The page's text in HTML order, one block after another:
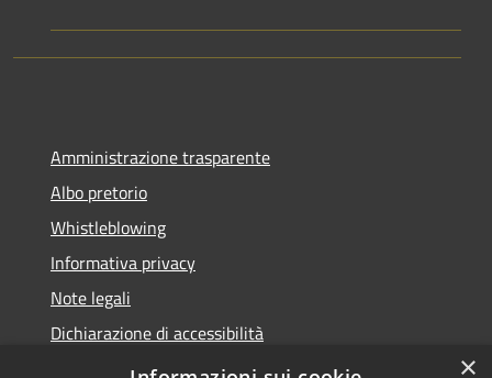
Amministrazione trasparente
Albo pretorio
Whistleblowing
Informativa privacy
Note legali
Dichiarazione di accessibilità
Obiettivi di accessibilità
×